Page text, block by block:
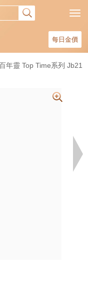
每日金價
年靈 Top Time系列 Jb21